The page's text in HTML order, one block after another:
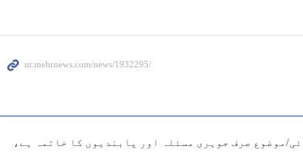
موضوع صرف جوہری مسئلہ اور پابندیوں کا خاتمہ ہے،